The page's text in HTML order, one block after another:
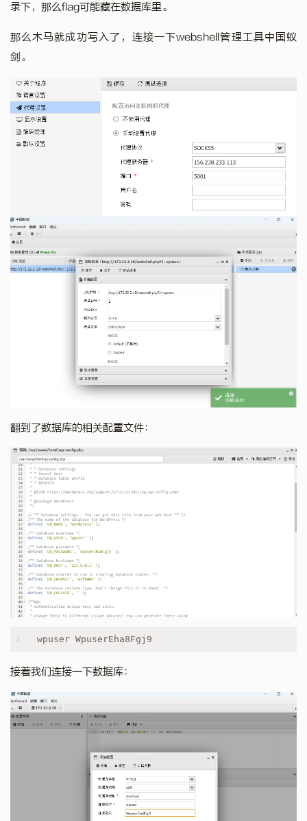
录下，那么flag可能藏在数据库里。
那么木马就成功写入了，连接一下webshell管理工具中国蚁
剑。
翻到了数据库的相关配置文件：
1 wpuser WpuserEha8Fgj9
接着我们连接一下数据库：